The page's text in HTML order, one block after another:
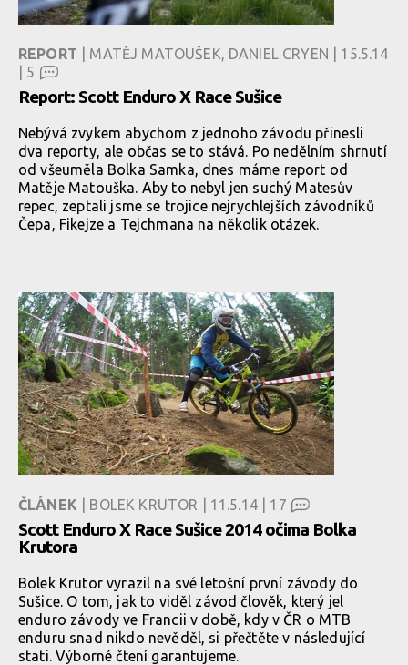
REPORT | MATĚJ MATOUŠEK, DANIEL CRYEN | 15.5.14
5
Report: Scott Enduro X Race Sušice
Nebývá zvykem abychom z jednoho závodu přinesli
dva reporty, ale občas se to stává. Po nedělním shrnutí
od všeuměla Bolka Samka, dnes máme report od
Matěje Matouška. Aby to nebyl jen suchý Matesův
repec, zeptali jsme se trojice nejrychlejších závodníků
Čepa, Fikejze a Tejchmana na několik otázek.
ČLÁNEK | BOLEK KRUTOR | 11.5.14 | 17
Scott Enduro X Race Sušice 2014 očima Bolka
Krutora
Bolek Krutor vyrazil na své letošní první závody do
Sušice. O tom, jak to viděl závod člověk, který jel
enduro závody ve Francii v době, kdy v ČR o MTB
enduru snad nikdo nevěděl, si přečtěte v následující
stati. Výborné čtení garantujeme.